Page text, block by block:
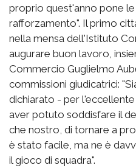
proprio quest'anno pone
rafforzamento". Il primo
nella mensa dell'Istituto
augurare buon lavoro,
Commercio Guglielmo
commissioni giudicatrici:
dichiarato - per
aver potuto soddisfare il
che nostro, di tornare a
è stato facile, ma ne è
il gioco di squadra".